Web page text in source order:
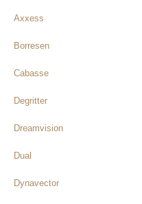
Axxess
Borresen
Cabasse
Degritter
Dreamvision
Dual
Dynavector